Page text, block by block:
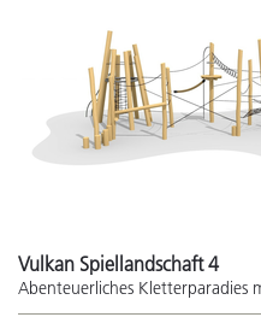
Vulkan Spiellandschaft 4
Abenteuerliches Kletterparadies